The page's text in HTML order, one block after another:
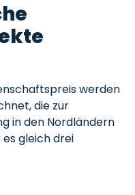
werden
die zur
in den Nordländern
gleich drei